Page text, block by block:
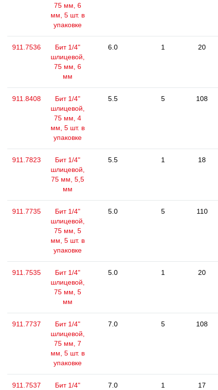
75 мм, 6
мм, 5 шт. в
упаковке
911.7536
Бит 1/4"
шлицевой,
75 мм, 6
мм
6.0 1 20
911.8408
Бит 1/4"
шлицевой,
75 мм, 4
мм, 5 шт. в
упаковке
5.5 5 108
911.7823
Бит 1/4"
шлицевой,
75 мм, 5,5
мм
5.5 1 18
911.7735
Бит 1/4"
шлицевой,
75 мм, 5
мм, 5 шт. в
упаковке
5.0 5 110
911.7535
Бит 1/4"
шлицевой,
75 мм, 5
мм
5.0 1 20
911.7737
Бит 1/4"
шлицевой,
75 мм, 7
мм, 5 шт. в
упаковке
7.0 5 108
911.7537
Бит 1/4"
7.0 1 17